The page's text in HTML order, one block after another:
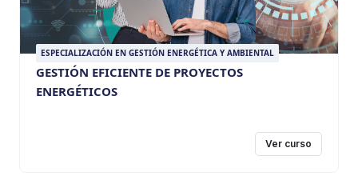
ESPECIALIZACIÓN EN GESTIÓN ENERGÉTICA Y AMBIENTAL
GESTIÓN EFICIENTE DE PROYECTOS
ENERGÉTICOS
Ver curso